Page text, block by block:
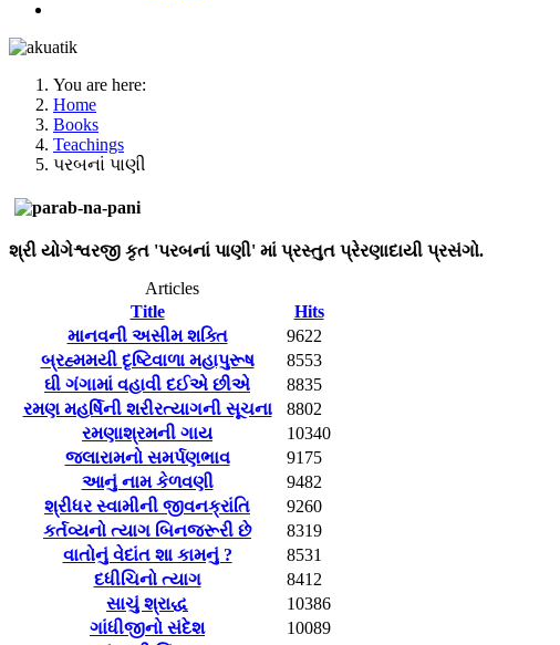
You are here:
Home
Books
Teachings
પરબનાં પાણી
શ્રી યોગેશ્વરજી કૃત 'પરબનાં પાણી' માં પ્રસ્તુત પ્રેરણાદાયી પ્રસંગો.
Articles
Title
Hits
માનવની અસીમ શક્તિ
9622
બ્રહ્મમયી દૃષ્ટિવાળા મહાપુરૂષ
8553
ઘી ગંગામાં વહાવી દઈએ છીએ
8835
રમણ મહર્ષિની શરીરત્યાગની સૂચના
8802
રમણાશ્રમની ગાય
10340
જલારામનો સમર્પણભાવ
9175
આનું નામ કેળવણી
9482
શ્રીધર સ્વામીની જીવનક્રાંતિ
9260
કર્તવ્યનો ત્યાગ બિનજરૂરી છે
8319
વાતોનું વેદાંત શા કામનું ?
8531
દધીચિનો ત્યાગ
8412
સાચું શ્રાદ્ધ
10386
ગાંધીજીનો સંદેશ
10089